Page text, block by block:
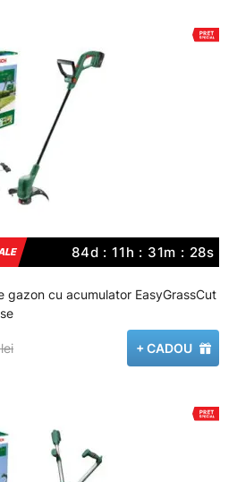
84d : 11h : 31m : 27s
gazon cu acumulator EasyGrassCut
+ CADOU